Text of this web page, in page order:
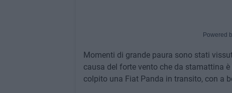
Powered
Momenti di grande paura sono stati
causa del forte vento che da stamattina
colpito una Fiat Panda in transito, con a